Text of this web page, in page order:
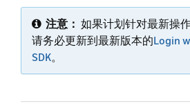
注意： 如果计划针对最新操
请务必更新到最新版本的Login
SDK。